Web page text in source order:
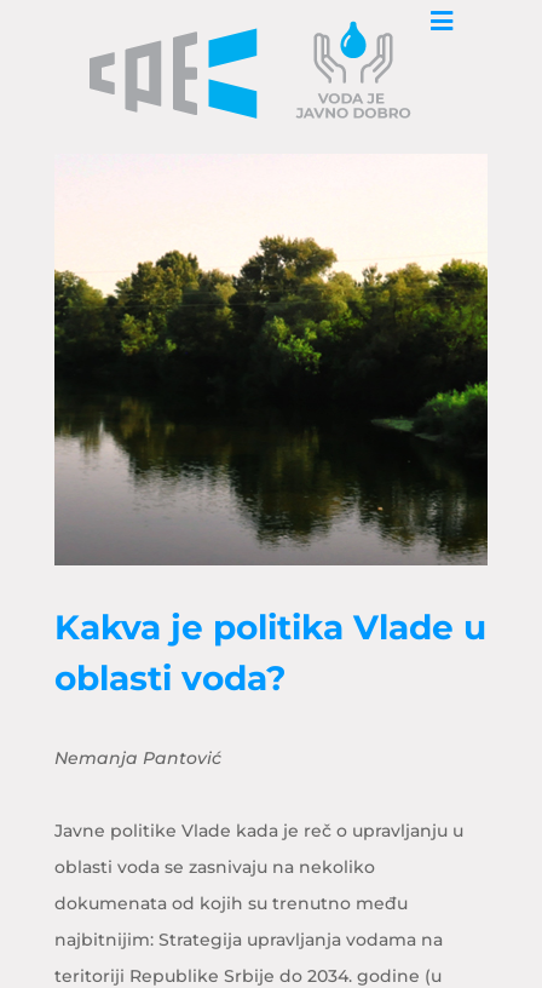
Kakva je politika Vlade u
oblasti voda?
Nemanja Pantović
Javne politike Vlade kada je reč o upravljanju u
oblasti voda se zasnivaju na nekoliko
dokumenata od kojih su trenutno među
najbitnijim: Strategija upravljanja vodama na
teritoriji Republike Srbije do 2034. godine (u